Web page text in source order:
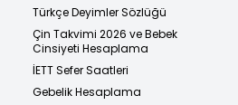
Türkçe Deyimler Sözlüğü
Çin Takvimi 2026 ve Bebek
Cinsiyeti Hesaplama
İETT Sefer Saatleri
Gebelik Hesaplama